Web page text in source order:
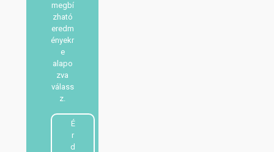
megbí
zható
eredm
ényekr
e
alapo
zva
válass
z.
É
r
d